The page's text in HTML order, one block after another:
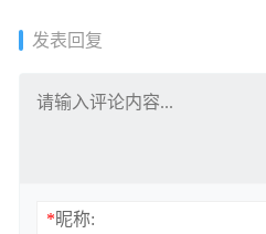
发表回复
*昵称: